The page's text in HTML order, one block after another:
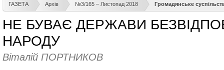
ГАЗЕТА Архів №3/165 – Листопад 2018 Громадянське
НЕ БУВАЄ ДЕРЖАВИ
НАРОДУ
Віталій ПОРТНИКОВ